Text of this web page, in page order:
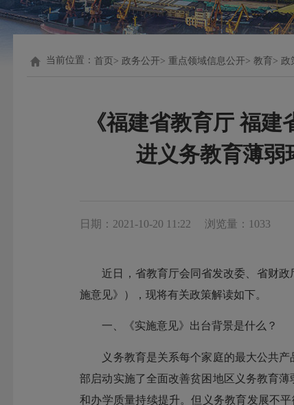
当前位置：首页 政务公开 重点领域信息公开 教育 政
《福建省教育厅 福
进义务教育薄弱
日期：2021-10-20 11:22 浏览量：1033
近日，省教育厅会同省发改委、省财政
施意见》），现将有关政策解读如下。
一、《实施意见》出台背景是什么？
义务教育是关系每个家庭的最大公共产
部启动实施了全面改善贫困地区义务教育
和办学质量持续提升。但义务教育发展不